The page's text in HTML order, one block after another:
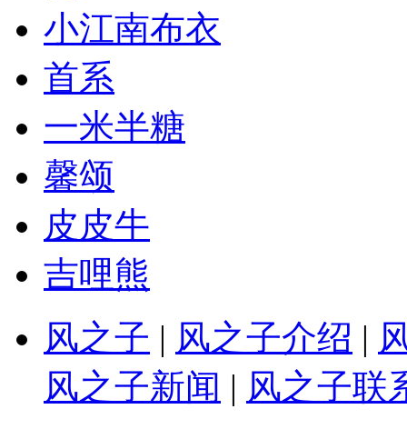
小江南布衣
首系
一米半糖
馨颂
皮皮牛
吉哩熊
风之子 | 风之子介绍 |
风之子新闻 | 风之子联